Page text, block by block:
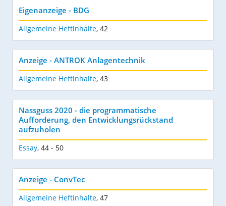
Eigenanzeige - BDG
Allgemeine Heftinhalte, 42
Anzeige - ANTROK Anlagentechnik
Allgemeine Heftinhalte, 43
Nassguss 2020 - die programmatische
Aufforderung, den Entwicklungsrückstand
aufzuholen
Essay, 44 - 50
Anzeige - ConvTec
Allgemeine Heftinhalte, 47